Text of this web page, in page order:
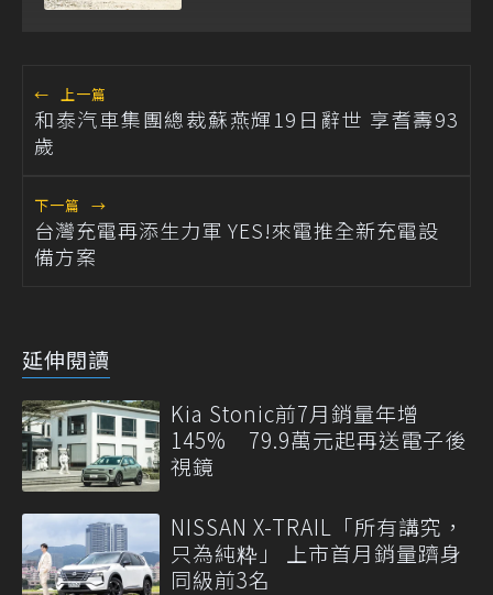
← 上一篇
和泰汽車集團總裁蘇燕輝19日辭世 享耆壽93
歲
下一篇 →
台灣充電再添生力軍 YES!來電推全新充電設
備方案
延伸閱讀
Kia Stonic前7月銷量年增
145% 79.9萬元起再送電子後
視鏡
NISSAN X-TRAIL「所有講究，
只為純粋」 上市首月銷量躋身
同級前3名